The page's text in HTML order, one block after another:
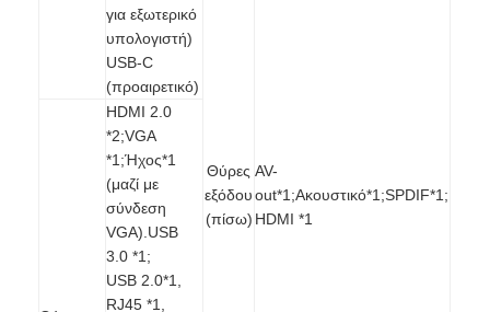
Εμφάνιση VR
Σχετικά με εμάς
Γύρος εργοστασίων
Ποιοτικός έλεγχος
για εξωτερικό
υπολογιστή)
USB-C
(προαιρετικό)
Θύρες
εξόδου
(πίσω)
AV-
out*1;Ακουστικό*1;SPDIF*1;
HDMI *1
HDMI 2.0
*2;VGA
*1;Ήχος*1
(μαζί με
σύνδεση
VGA).USB
3.0 *1;
USB 2.0*1,
RJ45 *1,